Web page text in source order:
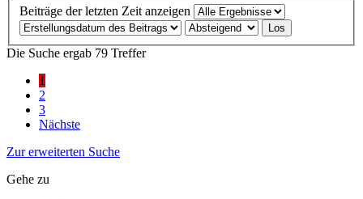
Beiträge der letzten Zeit anzeigen
Die Suche ergab 79 Treffer
1
2
3
Nächste
Zur erweiterten Suche
Gehe zu